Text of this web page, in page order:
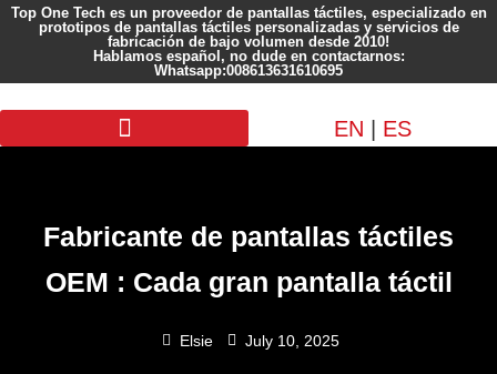
Top One Tech es un proveedor de pantallas táctiles, especializado en
prototipos de pantallas táctiles personalizadas y servicios de
fabricación de bajo volumen desde 2010!
Hablamos español, no dude en contactarnos:
Whatsapp:008613631610695
EN ES
Fabricante de pantallas táctiles
OEM : Cada gran pantalla táctil
Elsie July 10, 2025